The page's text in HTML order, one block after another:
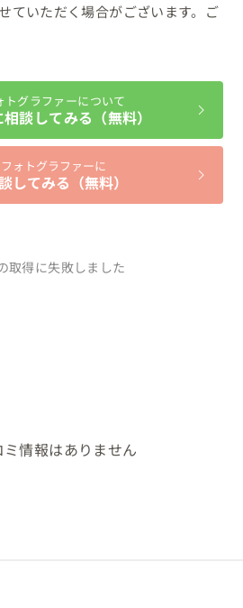
ていただく場合がございます。ご
トグラファーについて
談してみる（無料）
ォトグラファーに
してみる（無料）
取得に失敗しました
ミ情報はありません